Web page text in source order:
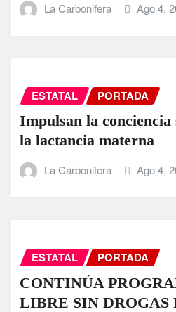
La Carbonifera Ago 4,
ESTATAL PORTADA
Impulsan la
la lactancia materna
La Carbonifera Ago 4,
ESTATAL PORTADA
CONTINÚA
LIBRE SIN DROGAS